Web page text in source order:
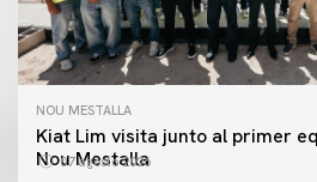
NOU MESTALLA
Kiat Lim visita junto al primer
Nou Mestalla
07 agosto 2026